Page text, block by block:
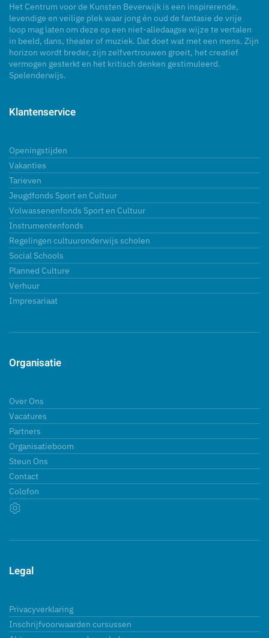
Het Centrum voor de Kunsten Beverwijk is een inspirerende,
levendige en veilige plek waar jong én oud de fantasie de vrije
loop mag laten om deze op een niet-alledaagse wijze te vertalen
in beeld, dans, theater of muziek. Dat doet wat met een mens. Zijn
horizon wordt breder, zijn zelfvertrouwen groeit, het creatief
vermogen gesterkt en het kritisch denken gestimuleerd.
Spelenderwijs.
Klantenservice
Openingstijden
Vakanties
Tarieven
Jeugdfonds Sport en Cultuur
Volwassenenfonds Sport en Cultuur
Instrumentenfonds
Regelingen cultuuronderwijs scholen
Social Schools
Planned Culture
Verhuur
Impresariaat
Organisatie
Over Ons
Vacatures
Partners
Organisatieboom
Steun Ons
Contact
Colofon
Legal
Privacyverklaring
Inschrijfvoorwaarden cursussen